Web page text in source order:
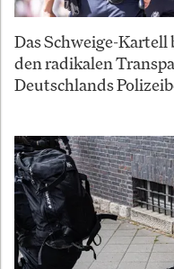
Das Schweige-
den radikalen
Deutschlands